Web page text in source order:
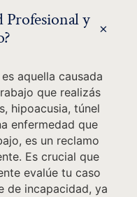
Profesional y +
aquella causada
que realizás
hipoacusia, túnel
enfermedad que
es un reclamo
Es crucial que
evalúe tu caso
de incapacidad, ya